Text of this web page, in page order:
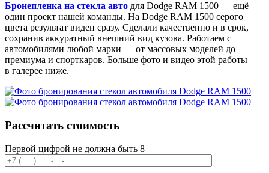
Бронепленка на стекла авто для Dodge RAM 1500 — ещё
один проект нашей команды. На Dodge RAM 1500 серого
цвета результат виден сразу. Сделали качественно и в срок,
сохранив аккуратный внешний вид кузова. Работаем с
автомобилями любой марки — от массовых моделей до
премиума и спорткаров. Больше фото и видео этой работы —
в галерее ниже.
Рассчитать стоимость
Первой цифрой не должна быть 8